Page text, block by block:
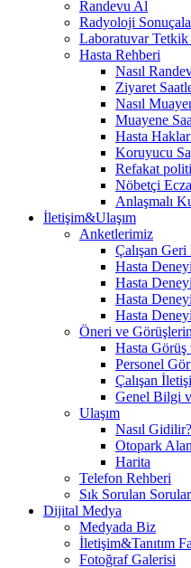
Randevu Al
Radyoloji
Laboratuvar Tetkik
Hasta Rehberi
Nasıl
Ziyaret
Nasıl
Muayene
Hasta
Koruyucu
Refakat
Nöbetçi
Anlaşmalı
İletişim&Ulaşım
Anketlerimiz
Çalışan
Hasta
Hasta
Hasta
Hasta
Öneri ve
Hasta
Personel
Çalışan
Genel Bilgi
Ulaşım
Nasıl Gidilir?
Otopark
Harita
Telefon Rehberi
Sık Sorulan Sorular
Dijital Medya
Medyada Biz
İletişim&Tanıtım
Fotoğraf Galerisi